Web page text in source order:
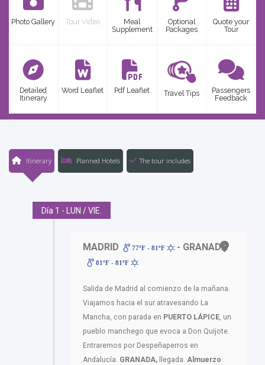
Photo Gallery Tour Video
Meal
Supplement
Optional
Packages
Quote your
Tour
Detailed
Itinerary
Word Leaflet Pdf Leaflet Travel Tips
Passengers
Feedback
Itinerary Planned Hotels The tour includes
Día 1 - LUN / VIE.
MADRID 77ºF - 81ºF - GRANADA
81ºF - 81ºF
Salida de Madrid al comienzo de la mañana.
Viajamos hacia el sur atravesando La
Mancha, con parada en PUERTO LÁPICE, un
pueblo manchego que evoca a Don Quijote.
Entraremos por Despeñaperros en
Andalucía. GRANADA, llegada. Almuerzo